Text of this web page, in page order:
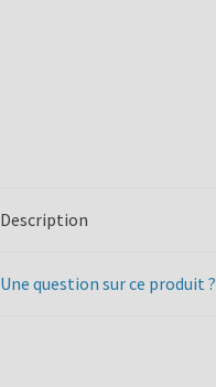
Description
Une question sur ce produit ?